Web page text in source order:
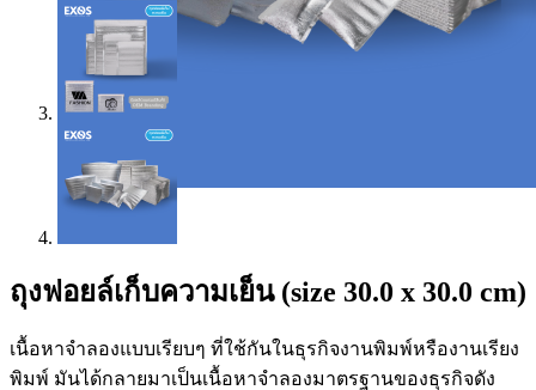
ถุงฟอยล์เก็บความเย็น (size 30.0 x 30.0 cm)
เนื้อหาจำลองแบบเรียบๆ ที่ใช้กันในธุรกิจงานพิมพ์หรืองานเรียง
พิมพ์ มันได้กลายมาเป็นเนื้อหาจำลองมาตรฐานของธุรกิจดัง